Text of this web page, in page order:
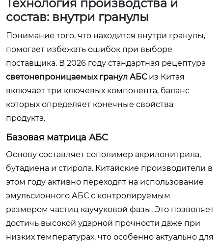
Технология производства и
состав: внутри гранулы
Понимание того, что находится внутри гранулы,
помогает избежать ошибок при выборе
поставщика. В 2026 году стандартная рецептура
светонепроницаемых гранул АБСиз Китая
включает три ключевых компонента, баланс
которых определяет конечные свойства
продукта.
Базовая матрица АБС
Основу составляет сополимер акрилонитрила,
бутадиена и стирола. Китайские производители в
этом году активно переходят на использование
эмульсионного АБС с контролируемым
размером частиц каучуковой фазы. Это позволяет
достичь высокой ударной прочности даже при
низких температурах, что особенно актуально для